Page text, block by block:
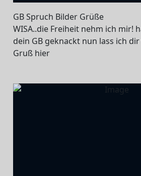
GB Spruch Bilder Grüße
WISA..die Freiheit nehm ich mir!
dein GB geknackt nun lass ich
Gruß hier